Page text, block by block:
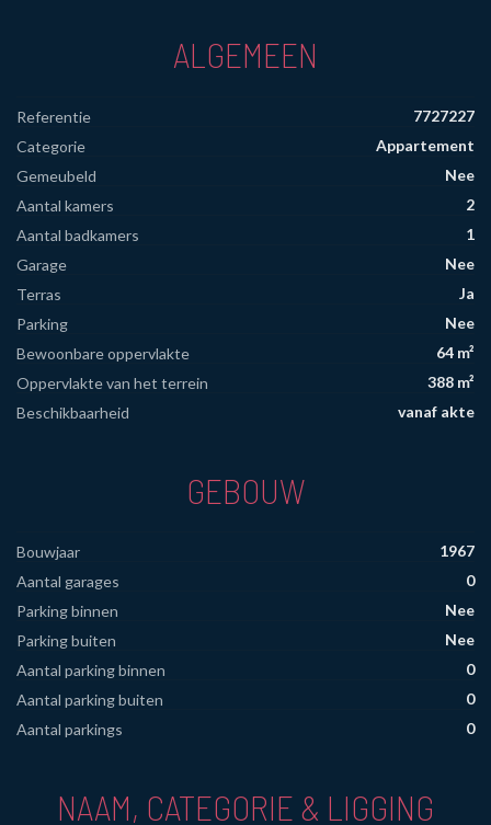
ALGEMEEN
Referentie
7727227
Categorie
Appartement
Gemeubeld
Nee
Aantal kamers
2
Aantal badkamers
1
Garage
Nee
Terras
Ja
Parking
Nee
Bewoonbare oppervlakte
64 m²
Oppervlakte van het terrein
388 m²
Beschikbaarheid
vanaf akte
GEBOUW
Bouwjaar
1967
Aantal garages
0
Parking binnen
Nee
Parking buiten
Nee
Aantal parking binnen
0
Aantal parking buiten
0
Aantal parkings
0
NAAM, CATEGORIE & LIGGING